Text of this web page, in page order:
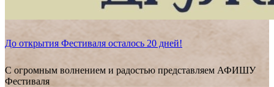
До открытия Фестиваля осталось 20 дней!
С огромным волнением и радостью представляем АФИШУ
Фестиваля